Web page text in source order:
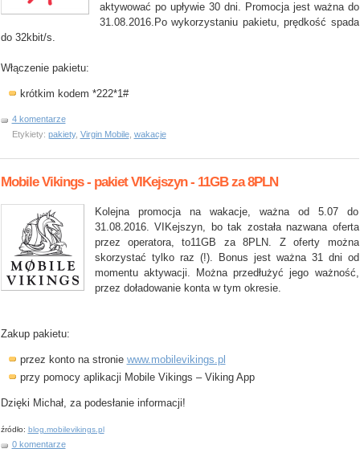
aktywować po upływie 30 dni. Promocja jest ważna do
31.08.2016.Po wykorzystaniu pakietu, prędkość spada
do 32kbit/s.
Włączenie pakietu:
krótkim kodem *222*1#
4 komentarze
Etykiety: pakiety, Virgin Mobile, wakacje
Mobile Vikings - pakiet VIKejszyn - 11GB za 8PLN
Kolejna promocja na wakacje, ważna od 5.07 do
31.08.2016. VIKejszyn, bo tak została nazwana oferta
przez operatora, to11GB za 8PLN. Z oferty można
skorzystać tylko raz (!). Bonus jest ważna 31 dni od
momentu aktywacji. Można przedłużyć jego ważność,
przez doładowanie konta w tym okresie.
Zakup pakietu:
przez konto na stronie www.mobilevikings.pl
przy pomocy aplikacji Mobile Vikings – Viking App
Dzięki Michał, za podesłanie informacji!
źródło: blog.mobilevikings.pl
0 komentarze